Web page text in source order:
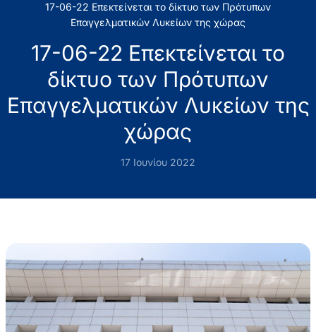
17-06-22 Επεκτείνεται το δίκτυο των Πρότυπων
Επαγγελματικών Λυκείων της χώρας
17-06-22 Επεκτείνεται το
δίκτυο των Πρότυπων
Επαγγελματικών Λυκείων της
χώρας
17 Ιουνίου 2022